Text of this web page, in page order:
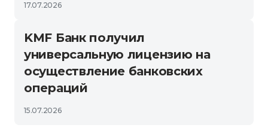
17.07.2026
KMF Банк получил
универсальную лицензию на
осуществление банковских
операций
15.07.2026